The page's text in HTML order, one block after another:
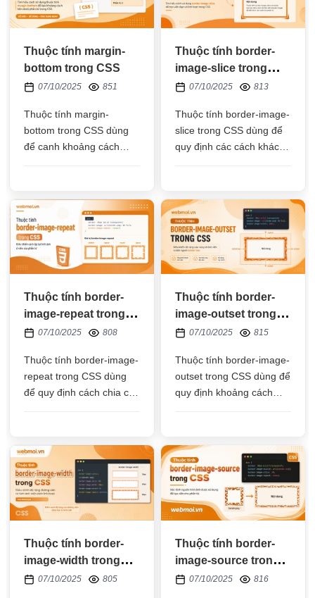
Thuộc tính margin-
bottom trong CSS
07/10/2025 851
Thuộc tính margin-
bottom trong CSS dùng
để canh khoảng cách
Thuộc tính border-
image-slice trong
CSS07/10/2025 813
Thuộc tính border-image-
slice trong CSS dùng để
quy định các cách khác
Thuộc tính border-
image-repeat trong
CSS07/10/2025 808
Thuộc tính border-image-
repeat trong CSS dùng
để quy định cách chia các
Thuộc tính border-
image-outset trong
CSS07/10/2025 815
Thuộc tính border-image-
outset trong CSS dùng để
quy định khoảng cách
Thuộc tính border-
image-width trong
CSS07/10/2025 805
Thuộc tính border-
image-source trong
CSS07/10/2025 816